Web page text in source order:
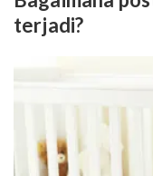
terjadi?